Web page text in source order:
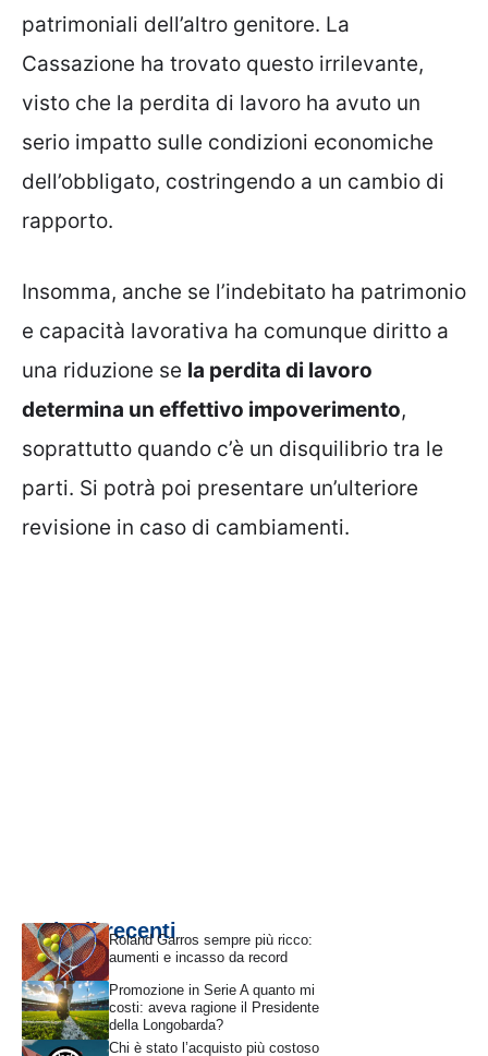
patrimoniali dell’altro genitore. La
Cassazione ha trovato questo irrilevante,
visto che la perdita di lavoro ha avuto un
serio impatto sulle condizioni economiche
dell’obbligato, costringendo a un cambio di
rapporto.
Insomma, anche se l’indebitato ha patrimonio
e capacità lavorativa ha comunque diritto a
una riduzione se la perdita di lavoro
determina un effettivo impoverimento,
soprattutto quando c’è un disquilibrio tra le
parti. Si potrà poi presentare un’ulteriore
revisione in caso di cambiamenti.
Articoli recentiRoland Garros sempre più ricco:
aumenti e incasso da record
Promozione in Serie A quanto mi
costi: aveva ragione il Presidente
della Longobarda?
Chi è stato l’acquisto più costoso